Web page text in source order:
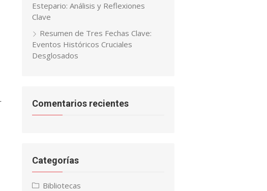
Estepario: Análisis y Reflexiones
Clave
Resumen de Tres Fechas Clave:
Eventos Históricos Cruciales
Desglosados
Comentarios recientes
Categorías
Bibliotecas